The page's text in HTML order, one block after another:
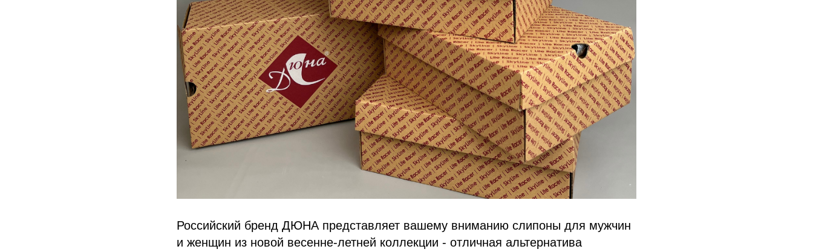
Российский бренд ДЮНА представляет вашему вниманию слипоны для мужчин
и женщин из новой весенне-летней коллекции - отличная альтернатива